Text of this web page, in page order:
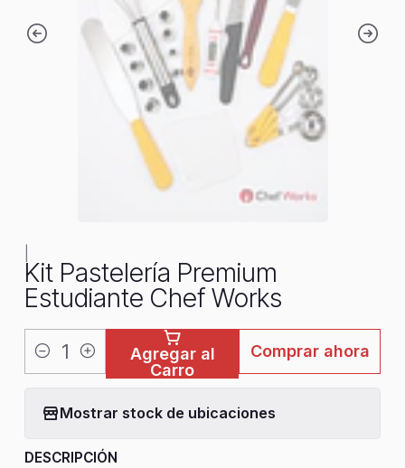
Kit Pastelería Premium
Estudiante Chef Works
Cantidad
Agregar al
Carro
Comprar ahora
Mostrar stock de ubicaciones
DESCRIPCIÓN